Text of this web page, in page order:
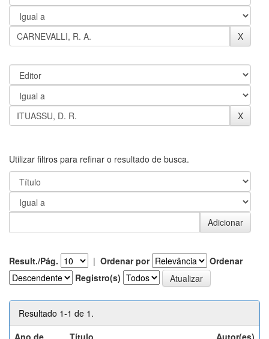
Utilizar filtros para refinar o resultado de busca.
Result./Pág. | Ordenar por
Ordenar
Registro(s)
Resultado 1-1 de 1.
Ano de
Título Autor(es)